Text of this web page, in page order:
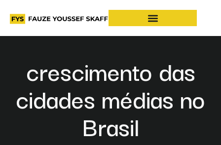
crescimento das
cidades médias no
Brasil